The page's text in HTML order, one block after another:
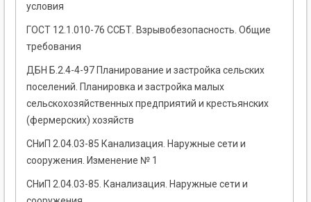
условия
ГОСТ 12.1.010-76 ССБТ. Взрывобезопасность. Общие
требования
ДБН Б.2.4-4-97 Планирование и застройка сельских
поселений. Планировка и застройка малых
сельскохозяйственных предприятий и крестьянских
(фермерских) хозяйств
СНиП 2.04.03-85 Канализация. Наружные сети и
сооружения. Изменение № 1
СНиП 2.04.03-85. Канализация. Наружные сети и